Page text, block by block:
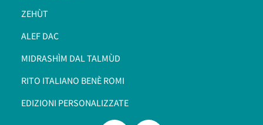
ZEHÙT
ALEF DAC
MIDRASHÌM DAL TALMÙD
RITO ITALIANO BENÈ ROMI​
EDIZIONI PERSONALIZZATE